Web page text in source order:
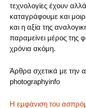
τεχνολογίες έχουν
καταγράφουμε και
και η αξία της
παραμείνει μέρος της
χρόνια ακόμη.
Άρθρα σχετικά με την
photographyinfo
H εμφάνιση του